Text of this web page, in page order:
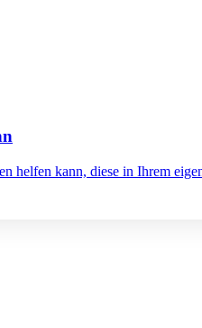
helfen kann, diese in Ihrem